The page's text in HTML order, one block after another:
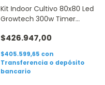
Kit Indoor Cultivo 80x80 Led
Growtech 300w Timer
$426.947,00
$405.599,65 con
Transferencia o depósito
bancario